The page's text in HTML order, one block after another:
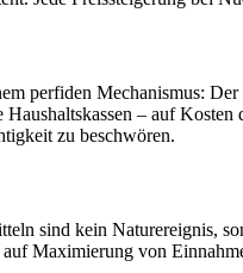
perfiden Mechanismus:
– auf
zu beschwören.
sind kein Naturereignis,
Maximierung von